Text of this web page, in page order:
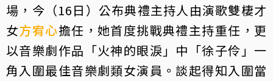
場，今（16日）公布典禮主持人由演歌雙棲才
女方宥心擔任，她首度挑戰典禮主持重任，更
以音樂劇作品「火神的眼淚」中「徐子伶」一
角入圍最佳音樂劇類女演員。談起得知入圍當